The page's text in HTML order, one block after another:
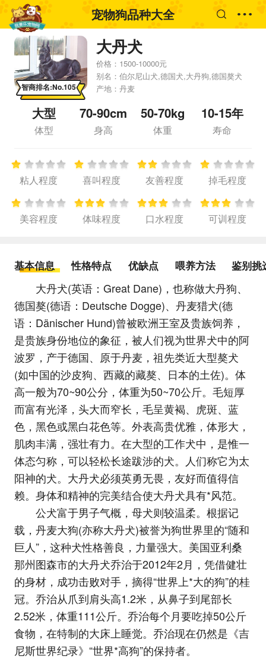
宠物狗品种大全
智商排名:No.105
大丹犬
价格： 1500-10000元
别名：伯尔尼山犬,德国犬,大丹狗,德国獒犬
产地：丹麦
大型
体型
70-90cm
身高
50-70kg
体重
10-15年
寿命
粘人程度 喜叫程度 友善程度 掉毛程度
美容程度 体味程度 口水程度 可训程度
基本信息 性格特点 优缺点 喂养方法 鉴别挑
大丹犬(英语：Great Dane)，也称做大丹狗、
德国獒(德语：Deutsche Dogge)、丹麦猎犬(德
语：Dänischer Hund)曾被欧洲王室及贵族饲养，
是贵族身份地位的象征，被人们视为世界犬中的阿
波罗，产于德国、原于丹麦，祖先类近大型獒犬
(如中国的沙皮狗、西藏的藏獒、日本的土佐)。体
高一般为70~90公分，体重为50~70公斤。毛短厚
而富有光泽，头大而窄长，毛呈黄褐、虎斑、蓝
色，黑色或黑白花色等。外表高贵优雅，体形大，
肌肉丰满，强壮有力。在大型的工作犬中，是惟一
体态匀称，可以轻松长途跋涉的犬。人们称它为太
阳神的犬。大丹犬必须英勇无畏，友好而值得信
赖。身体和精神的完美结合使大丹犬具有*风范。
公犬富于男子气概，母犬则较温柔。根据记
载，丹麦大狗(亦称大丹犬)被誉为狗世界里的“随和
巨人”，这种犬性格善良，力量强大。美国亚利桑
那州图森市的大丹犬乔治于2012年2月，凭借健壮
的身材，成功击败对手，摘得“世界上*大的狗”的桂
冠。乔治从爪到肩头高1.2米，从鼻子到尾部长
2.52米，体重111公斤。乔治每个月要吃掉50公斤
食物，在特制的大床上睡觉。乔治现在仍然是《吉
尼斯世界纪录》“世界*高狗”的保持者。